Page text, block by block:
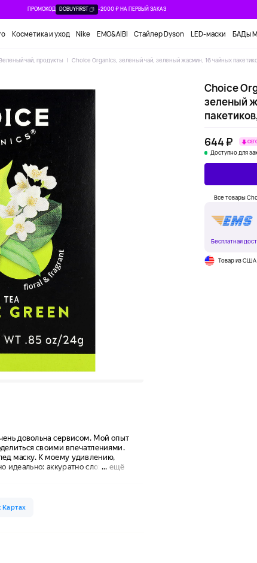
ПРОМОКОД DOBUYFIRST -2000 ₽ НА ПЕРВЫЙ ЗАКАЗ
Косметика и уход Nike EMO&AIBI Стайлер Dyson LED-маски БАДы
чай, продукты Choice Organics, зеленый чай, зеленый жасмин, 16 чайных
Choice
зеленый
644 ₽
Доступно для
Все товары
Бесплатная
Товар из США